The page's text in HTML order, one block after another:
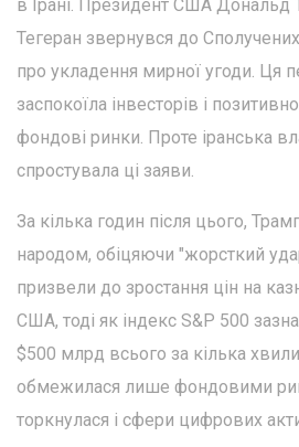
в Ірані. Президент США
Тегеран звернувся до
про укладення мирної угоди. Ця
заспокоїла інвесторів і
фондові ринки. Проте іранська
спростувала ці заяви.
За кілька годин після цього,
народом, обіцяючи "жорсткий
призвели до зростання цін на
США, тоді як індекс S&P 500
$500 млрд всього за кілька
обмежилася лише фондовими
торкнулася і сфери цифрових